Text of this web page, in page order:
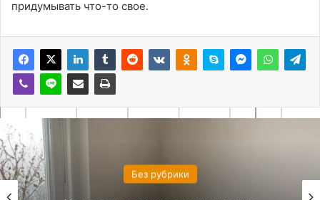
придумывать что-то свое.
Без рубрики